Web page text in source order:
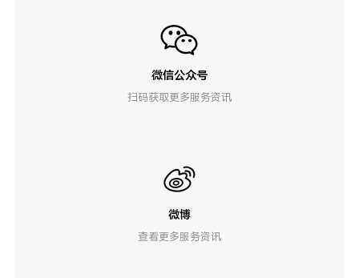
微信公众号
扫码获取更多服务资讯
微博
查看更多服务资讯